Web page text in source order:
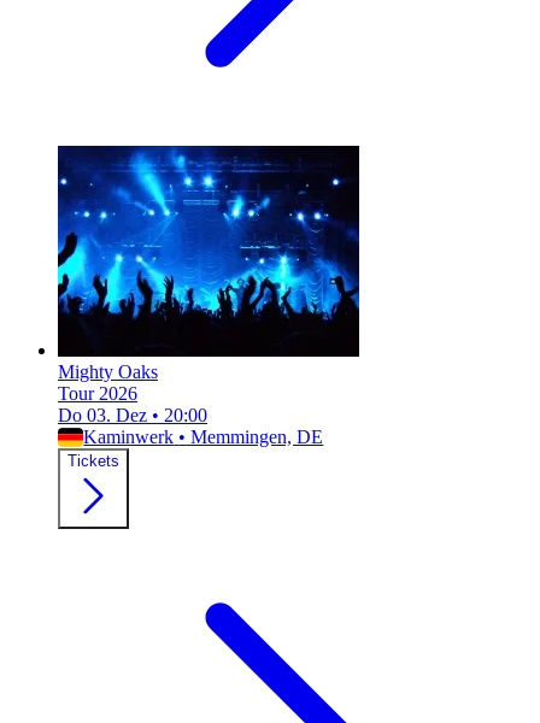
Mighty Oaks
Tour 2026
Do 03. Dez • 20:00
Kaminwerk • Memmingen, DE
Tickets